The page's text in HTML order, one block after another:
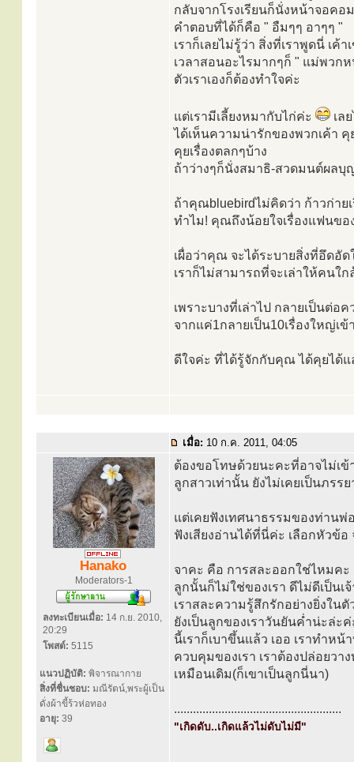
กลับจากโรงเรียนก็นั่งหน้าจอคอ
คำตอบที่ได้ก็คือ " อืมๆๆ อาๆๆ "
เราก็เลยไม่รู้ว่า สิ่งที่เราพูดนี่ เค้
เวลาสอนอะไรมากๆก็ " แม่พวก
ตัวเราเองก็ต้องทำใจค่ะ
แต่เรามีเลี้ยงหมากับไก่ค่ะ
เล
ได้เห็นความน่ารักของพวกเค้า คุ
คุยเรื่องตลกๆบ้าง
ถ้าว่างๆก็นั่งสมาธิ-สวดมนต์ผล
ถ้าคุณbluebirdไม่คิดว่า ก้าวก่า
ทำไม! คุณถึงน้อยใจเรื่องแฟนข
เผื่อว่าคุณ จะได้ระบายสิ่งที่อึดอัด
เราก็ไม่สามารถที่จะเล่าให้คนใ
เพราะบางที่เล่าไป กลายเป็นต่อ
จากแค่1กลายเป็น10เรื่องใหญ่เข้
ดีใจค่ะ ที่ได้รู้จักกับคุณ ได้คุยได้
เมื่อ: 10 ก.ค. 2011, 04:05
Hanako
Moderators-1
ลงทะเบียนเมื่อ: 14 ก.ย. 2010,
20:29
โพสต์: 5115
แนวปฏิบัติ: พิจารณากาย
สิ่งที่ชื่นชอบ: มณีรัตน์,พระผู้เป็น
ดั่งผ้าขี้ร้วห่อทอง
อายุ: 39
ต้องขอโทษด้วยนะคะที่อาจไม่เข้
ลูกสาวเท่านั้น ยังไม่เคยเป็นภรร
แต่เคยฟังเทศนาธรรมของท่าน
ฟังเสียงอ่านได้ที่นี่ค่ะ เลือกหัวข้
จาคะ คือ การสละออกใช่ไหมค
ลูกนั้นก็ไม่ใช่ของเรา ดีไม่ดีเป็น
เราสละความรู้สึกรักอย่างยิ่งใน
ยังเป็นลูกของเราวันยันค่ำน่ะล่ะ
นี้เราก็เบาขึ้นแล้ว เออ เราทำห
ควบคุมของเรา เราต้องปล่อยวา
เหมือนเดิม(ก็เขาเป็นลูกนี่นา)
.....................................................
"เกิดดับ..เกิดแล้วไม่ดับไม่มี"